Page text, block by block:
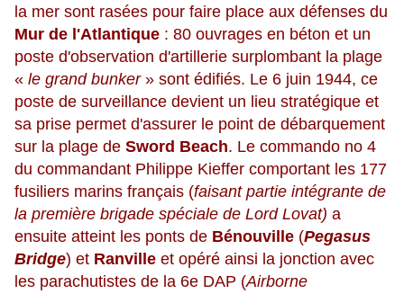
la mer sont rasées pour faire place aux défenses du
Mur de l'Atlantique : 80 ouvrages en béton et un
poste d'observation d'artillerie surplombant la plage
« le grand bunker» sont édifiés. Le 6 juin 1944, ce
poste de surveillance devient un lieu stratégique et
sa prise permet d'assurer le point de débarquement
sur la plage de Sword Beach. Le commando no 4
du commandant Philippe Kieffer comportant les 177
fusiliers marins français (faisant partie intégrante de
la première brigade spéciale de Lord Lovat) a
ensuite atteint les ponts de Bénouville (Pegasus
Bridge) et Ranville et opéré ainsi la jonction avec
les parachutistes de la 6e DAP (Airborne